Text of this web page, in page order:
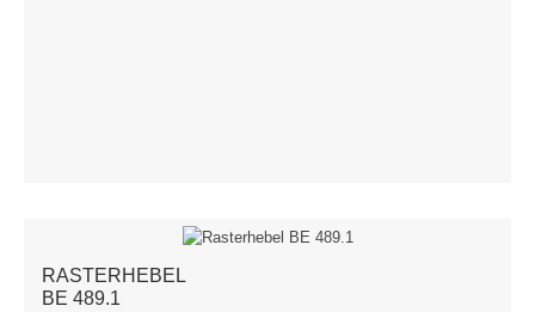
RASTERHEBEL
BE 489.1